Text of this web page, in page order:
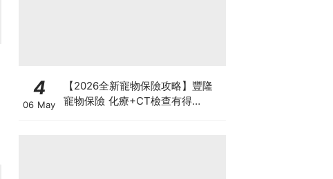
4
06 May
【2026全新寵物保險攻略】豐隆
寵物保險 化療+CT檢查有得